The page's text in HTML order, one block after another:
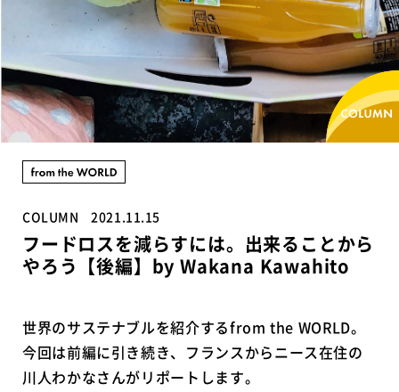
COLUMN 2021.11.15
フードロスを減らすには。出来ることから
やろう【後編】by Wakana Kawahito
世界のサステナブルを紹介するfrom the WORLD。
今回は前編に引き続き、フランスからニース在住の
川人わかなさんがリポートします。